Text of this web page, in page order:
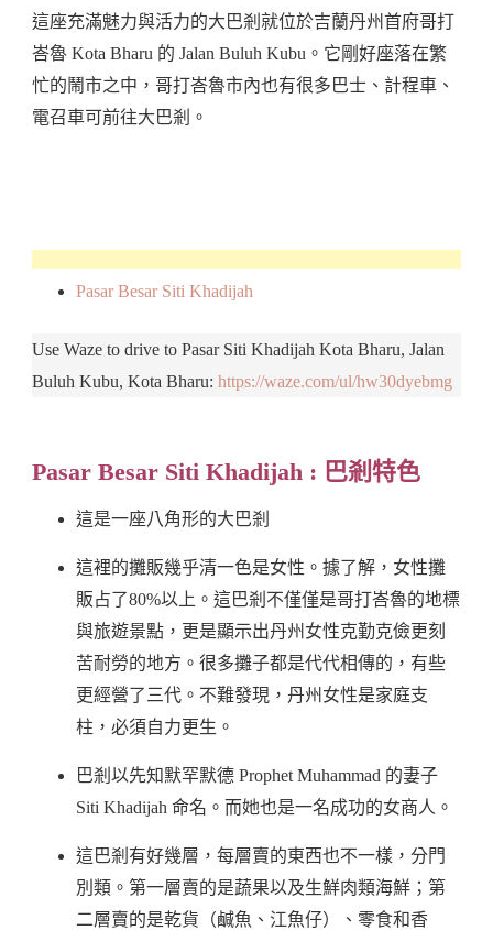
這座充滿魅力與活力的大巴剎就位於吉蘭丹州首府哥打
峇魯 Kota Bharu 的 Jalan Buluh Kubu。它剛好座落在繁
忙的鬧市之中，哥打峇魯市內也有很多巴士、計程車、
電召車可前往大巴剎。
Pasar Besar Siti Khadijah
Use Waze to drive to Pasar Siti Khadijah Kota Bharu, Jalan
Buluh Kubu, Kota Bharu: https://waze.com/ul/hw30dyebmg
Pasar Besar Siti Khadijah : 巴剎特色
這是一座八角形的大巴剎
這裡的攤販幾乎清一色是女性。據了解，女性攤
販占了80%以上。這巴剎不僅僅是哥打峇魯的地標
與旅遊景點，更是顯示出丹州女性克勤克儉更刻
苦耐勞的地方。很多攤子都是代代相傳的，有些
更經營了三代。不難發現，丹州女性是家庭支
柱，必須自力更生。
巴剎以先知默罕默德 Prophet Muhammad 的妻子
Siti Khadijah 命名。而她也是一名成功的女商人。
這巴剎有好幾層，每層賣的東西也不一樣，分門
別類。第一層賣的是蔬果以及生鮮肉類海鮮；第
二層賣的是乾貨（鹹魚、江魚仔）、零食和香